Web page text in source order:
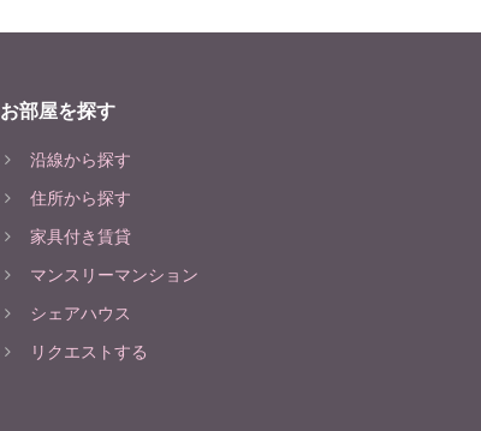
お部屋を探す
沿線から探す
住所から探す
家具付き賃貸
マンスリーマンション
シェアハウス
リクエストする